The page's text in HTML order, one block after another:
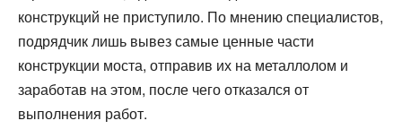
конструкций не приступило. По мнению специалистов,
подрядчик лишь вывез самые ценные части
конструкции моста, отправив их на металлолом и
заработав на этом, после чего отказался от
выполнения работ.